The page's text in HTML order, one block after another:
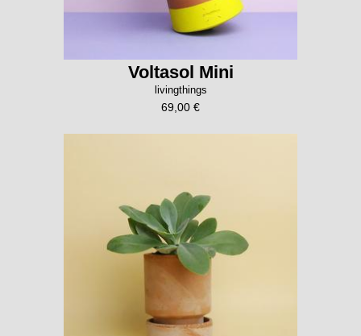
Voltasol Mini
livingthings
69,00 €